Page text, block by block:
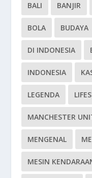
BALI BANJIR
BOLA BUDAYA
DI INDONESIA
INDONESIA
LEGENDA
MANCHESTER
MENGENAL
MESIN